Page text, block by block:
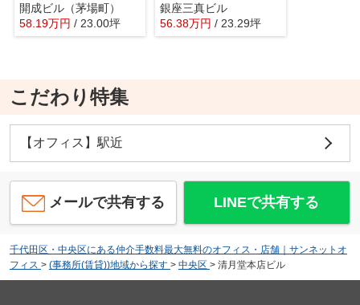
開成ビル（茅場町）
58.19万円 / 23.00坪
銀座三真ビル
56.38万円 / 23.29坪
こだわり特集
【オフィス】駅近
メールで共有する LINEで共有する
千代田区・中央区にある仲介手数料最大無料のオフィス・店舗｜サンネットオ
フィス > (事務所(賃貸))地域から探す > 中央区 > 清月堂本店ビル